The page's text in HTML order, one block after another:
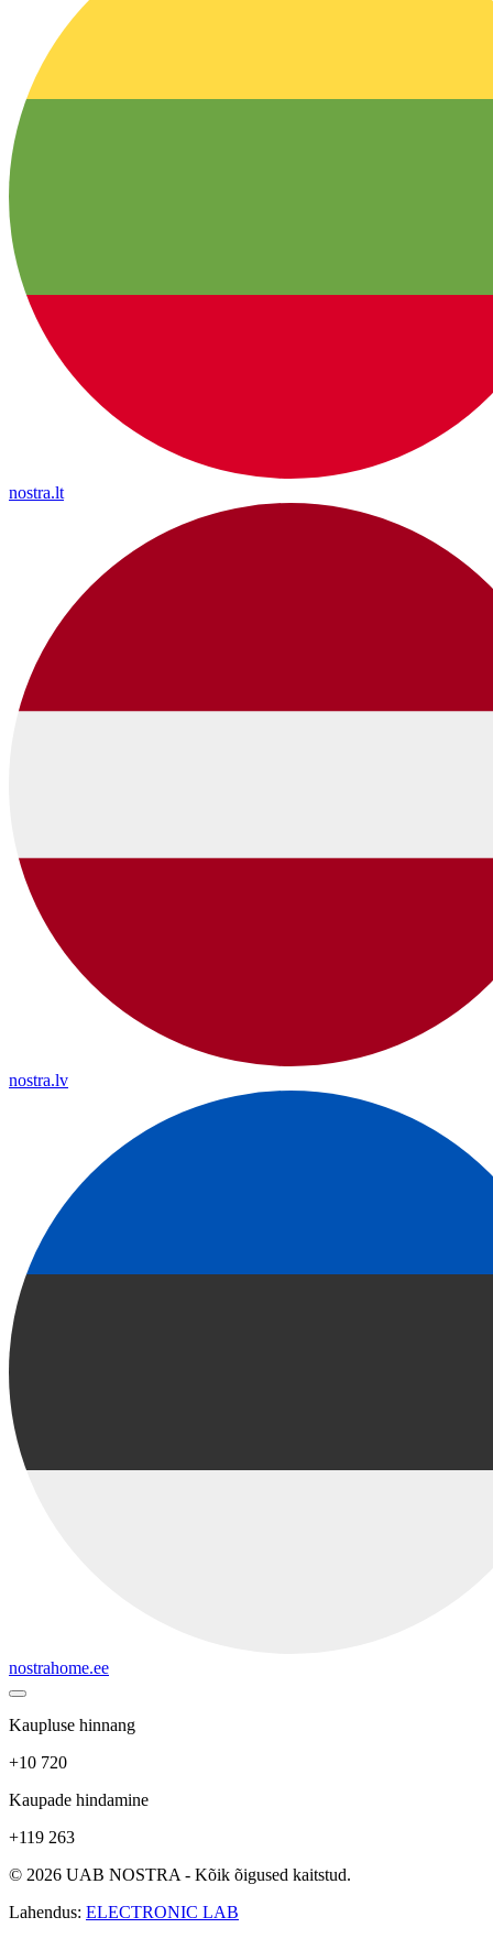
nostra.lt
nostra.lv
nostrahome.ee
Kaupluse hinnang
+10 720
Kaupade hindamine
+119 263
© 2026 UAB NOSTRA - Kõik õigused kaitstud.
Lahendus: ELECTRONIC LAB